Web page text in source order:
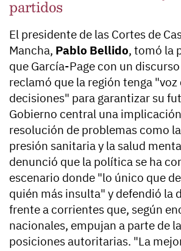
partidos
El presidente de las Cortes de
Mancha, Pablo Bellido, tomó la
que García-Page con un
reclamó que la región tenga "voz
decisiones" para garantizar su
Gobierno central una
resolución de problemas como
presión sanitaria y la salud
denunció que la política se ha
escenario donde "lo único que
quién más insulta" y defendió la
frente a corrientes que, según
nacionales, empujan a parte de
posiciones autoritarias. "La